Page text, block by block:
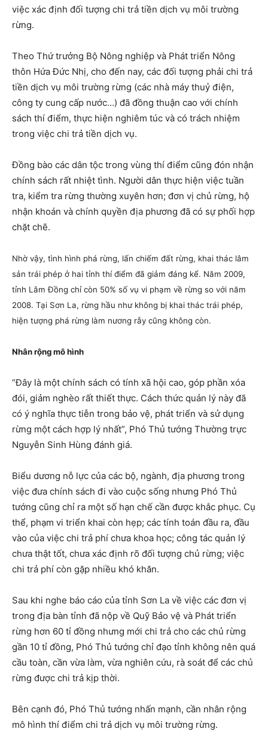
việc xác định đối tượng chi trả tiền dịch vụ môi trường
rừng.
Theo Thứ trưởng Bộ Nông nghiệp và Phát triển Nông
thôn Hứa Đức Nhị, cho đến nay, các đối tượng phải chi trả
tiền dịch vụ môi trường rừng (các nhà máy thuỷ điện,
công ty cung cấp nước…) đã đồng thuận cao với chính
sách thí điểm, thực hiện nghiêm túc và có trách nhiệm
trong việc chi trả tiền dịch vụ.
Đồng bào các dân tộc trong vùng thí điểm cũng đón nhận
chính sách rất nhiệt tình. Người dân thực hiện việc tuần
tra, kiểm tra rừng thường xuyên hơn; đơn vị chủ rừng, hộ
nhận khoán và chính quyền địa phương đã có sự phối hợp
chặt chẽ.
Nhờ vậy, tình hình phá rừng, lấn chiếm đất rừng, khai thác lâm
sản trái phép ở hai tỉnh thí điểm đã giảm đáng kể. Năm 2009,
tỉnh Lâm Đồng chỉ còn 50% số vụ vi phạm về rừng so với năm
2008. Tại Sơn La, rừng hầu như không bị khai thác trái phép,
hiện tượng phá rừng làm nương rẫy cũng không còn.
Nhân rộng mô hình
“Đây là một chính sách có tính xã hội cao, góp phần xóa
đói, giảm nghèo rất thiết thực. Cách thức quản lý này đã
có ý nghĩa thực tiễn trong bảo vệ, phát triển và sử dụng
rừng một cách hợp lý nhất”, Phó Thủ tướng Thường trực
Nguyễn Sinh Hùng đánh giá.
Biểu dương nỗ lực của các bộ, ngành, địa phương trong
việc đưa chính sách đi vào cuộc sống nhưng Phó Thủ
tướng cũng chỉ ra một số hạn chế cần được khắc phục. Cụ
thể, phạm vi triển khai còn hẹp; các tính toán đầu ra, đầu
vào của việc chi trả phí chưa khoa học; công tác quản lý
chưa thật tốt, chưa xác định rõ đối tượng chủ rừng; việc
chi trả phí còn gặp nhiều khó khăn.
Sau khi nghe báo cáo của tỉnh Sơn La về việc các đơn vị
trong địa bàn tỉnh đã nộp về Quỹ Bảo vệ và Phát triển
rừng hơn 60 tỉ đồng nhưng mới chi trả cho các chủ rừng
gần 10 tỉ đồng, Phó Thủ tướng chỉ đạo tỉnh không nên quá
cầu toàn, cần vừa làm, vừa nghiên cứu, rà soát để các chủ
rừng được chi trả kịp thời.
Bên cạnh đó, Phó Thủ tướng nhấn mạnh, cần nhân rộng
mô hình thí điểm chi trả dịch vụ môi trường rừng.